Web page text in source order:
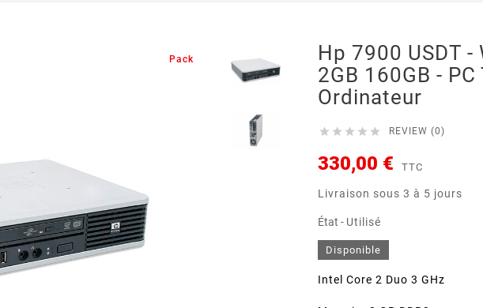
Pack
Hp 7900 USDT
2GB 160GB -
Ordinateur
     REVIEW (0)
330,00 € TTC
Livraison sous 3 à 5 jours
État - Utilisé
Disponible
Intel Core 2 Duo 3 GHz